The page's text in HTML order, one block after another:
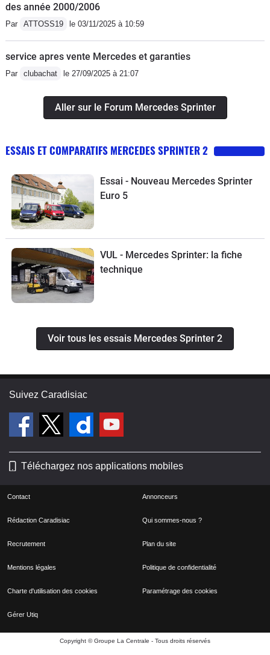
des année 2000/2006
Par ATTOSS19 le 03/11/2025 à 10:59
service apres vente Mercedes et garanties
Par clubachat le 27/09/2025 à 21:07
Aller sur le Forum Mercedes Sprinter
ESSAIS ET COMPARATIFS MERCEDES SPRINTER 2
Essai - Nouveau Mercedes Sprinter
Euro 5
VUL - Mercedes Sprinter: la fiche
technique
Voir tous les essais Mercedes Sprinter 2
Suivez Caradisiac
Téléchargez nos applications mobiles
Contact Annonceurs
Rédaction Caradisiac Qui sommes-nous ?
Recrutement Plan du site
Mentions légales Politique de confidentialité
Charte d'utilisation des cookies Paramétrage des cookies
Gérer Utiq
Copyright © Groupe La Centrale - Tous droits réservés